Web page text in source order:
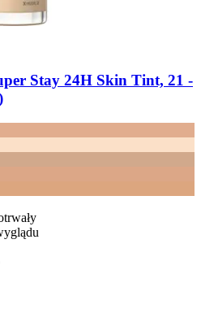
Stay 24H Skin Tint, 21 -​